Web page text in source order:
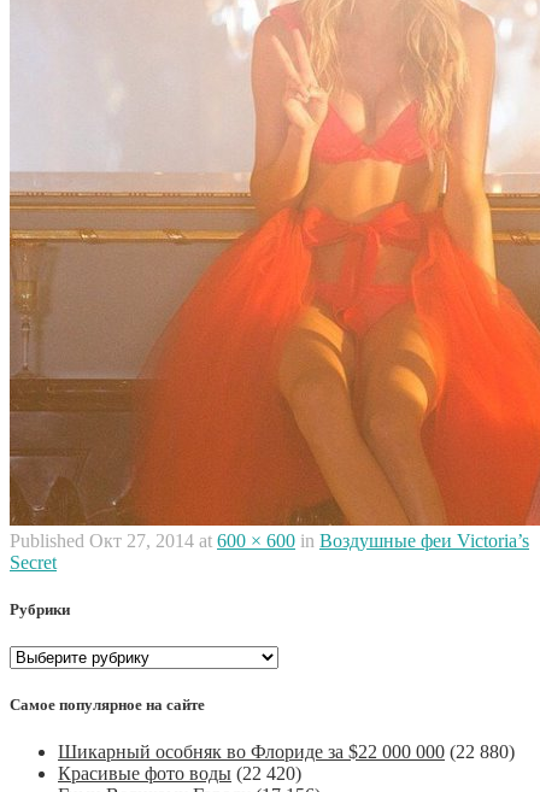
Published Окт 27, 2014 at 600 × 600 in Воздушные феи Victoria’s
Secret
Рубрики
Рубрики
Самое популярное на сайте
Шикарный особняк во Флориде за $22 000 000 (22 880)
Красивые фото воды (22 420)